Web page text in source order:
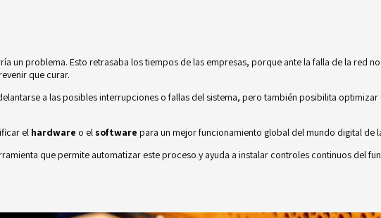
un problema. Esto retrasaba los tiempos de las empresas, porque ante la falla de la red
que curar.
a las posibles interrupciones o fallas del sistema, pero también posibilita
el hardware o el software para un mejor funcionamiento global del mundo digital de
que permite automatizar este proceso y ayuda a instalar controles continuos del